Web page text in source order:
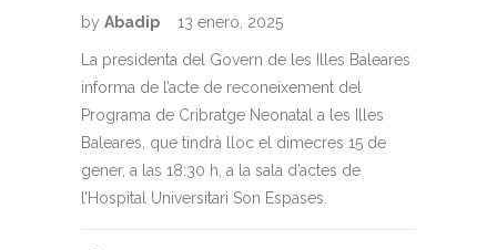
by Abadip 13 enero, 2025
La presidenta del Govern de les Illes Baleares
informa de l’acte de reconeixement del
Programa de Cribratge Neonatal a les Illes
Baleares, que tindrà lloc el dimecres 15 de
gener, a las 18:30 h, a la sala d’actes de
l’Hospital Universitari Son Espases.